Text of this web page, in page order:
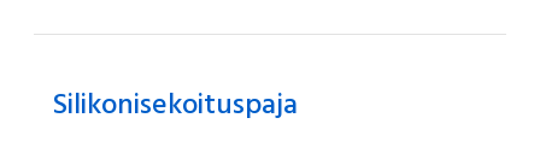
Silikonisekoituspaja